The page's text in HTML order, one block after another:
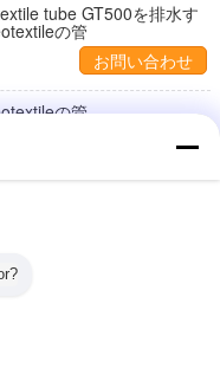
tube GT500を排水す
の管
お問い合わせ
の管